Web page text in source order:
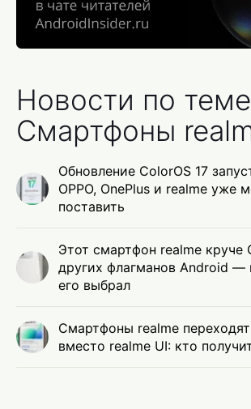
Новости по
Смартфоны
Обновление ColorOS 17
OPPO, OnePlus и realme уже
поставить
Этот смартфон realme круче
других флагманов Android —
его выбрал
Смартфоны realme
вместо realme UI: кто